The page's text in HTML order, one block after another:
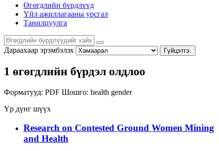
Өгөгдлийн бүрдлүүд
Үйл ажиллагааны урсгал
Танилцуулга
Дараахаар эрэмбэлэх Гүйцэтгэ.
1 өгөгдлийн бүрдэл олдлоо
Форматууд: PDF Шошго: health gender
Үр дүнг шүүх
Research on Contested Ground Women Mining
and Health